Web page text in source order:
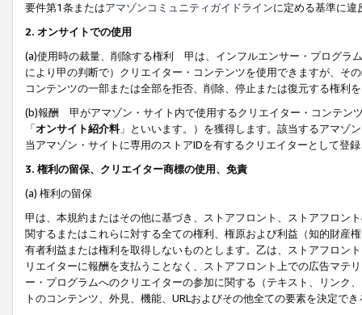
要件第1条またはアマゾンコミュニティガイドラインに定める基準に違
2. オンサイトでの使用
(a)使用時の裁量、削除する権利 甲は、インフルエンサー・プログラ
により甲の判断で）クリエイター・コンテンツを使用できますが、そ
コンテンツの一部または全部を拒否、削除、停止または復元する権利
(b)報酬 甲がアマゾン・サイト内で使用するクリエイター・コンテン
「オンサイト紹介料」といいます。）を獲得します。該当するアマゾ
当アマゾン・サイトに専用のストアIDを有するクリエイターとして登
3. 権利の留保、クリエイター商標の使用、免責
(a) 権利の留保
甲は、本規約またはその他に基づき、ストアフロント、ストアフロン
関するまたはこれらに対する全ての権利、権原および利益（知的財産
有者利益または権利を取得しないものとします。乙は、ストアフロン
リエイターに報酬を支払うことなく、ストアフロント上での広告マテ
ー・プログラムへのクリエイターの参加に関する（テキスト、リンク
トのコンテンツ、外見、機能、URLおよびその他全ての要素を決定で